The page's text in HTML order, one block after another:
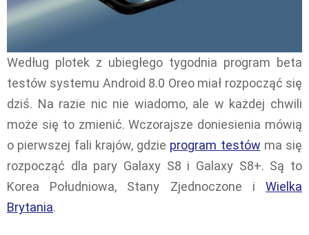
Według plotek z ubiegłego tygodnia program beta
testów systemu Android 8.0 Oreo miał rozpocząć się
dziś. Na razie nic nie wiadomo, ale w każdej chwili
może się to zmienić. Wczorajsze doniesienia mówią
o pierwszej fali krajów, gdzie program testów ma się
rozpocząć dla pary Galaxy S8 i Galaxy S8+. Są to
Korea Południowa, Stany Zjednoczone i Wielka
Brytania.